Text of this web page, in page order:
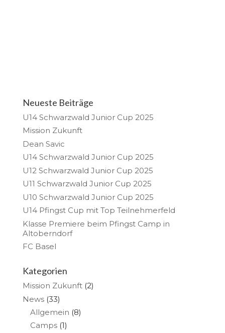
Neueste Beiträge
U14 Schwarzwald Junior Cup 2025
Mission Zukunft
Dean Savic
U14 Schwarzwald Junior Cup 2025
U12 Schwarzwald Junior Cup 2025
U11 Schwarzwald Junior Cup 2025
U10 Schwarzwald Junior Cup 2025
U14 Pfingst Cup mit Top Teilnehmerfeld
Klasse Premiere beim Pfingst Camp in
Altoberndorf
FC Basel
Kategorien
Mission Zukunft(2)
News(33)
Allgemein (8)
Camps(1)